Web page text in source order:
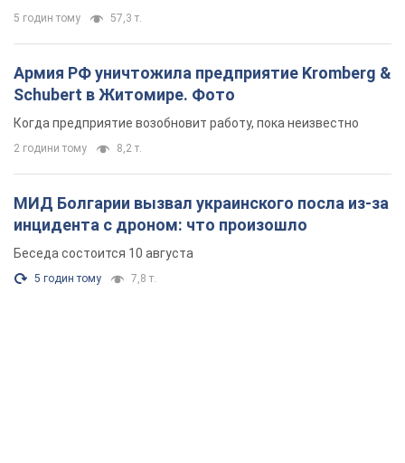
5 годин тому 57,3 т.
Армия РФ уничтожила предприятие Kromberg &
Schubert в Житомире. Фото
Когда предприятие возобновит работу, пока неизвестно
2 години тому 8,2 т.
МИД Болгарии вызвал украинского посла из-за
инцидента с дроном: что произошло
Беседа состоится 10 августа
5 годин тому 7,8 т.